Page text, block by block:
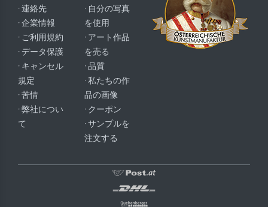
· 連絡先
· 企業情報
· ご利用規約
· データ保護
· キャンセル
規定
· 苦情
· 弊社につい
て
· 自分の写真
を使用
· アート作品
を売る
· 品質
· 私たちの作
品の画像
· クーポン
· サンプルを
注文する